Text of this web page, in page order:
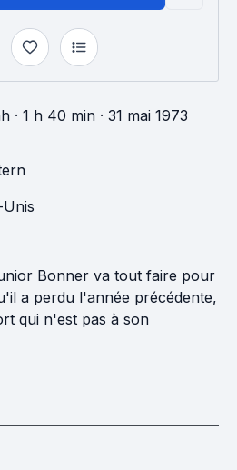
· 1 h 40 min · 31 mai 1973
Unis
Bonner va tout faire pour
a perdu l'année précédente,
qui n'est pas à son